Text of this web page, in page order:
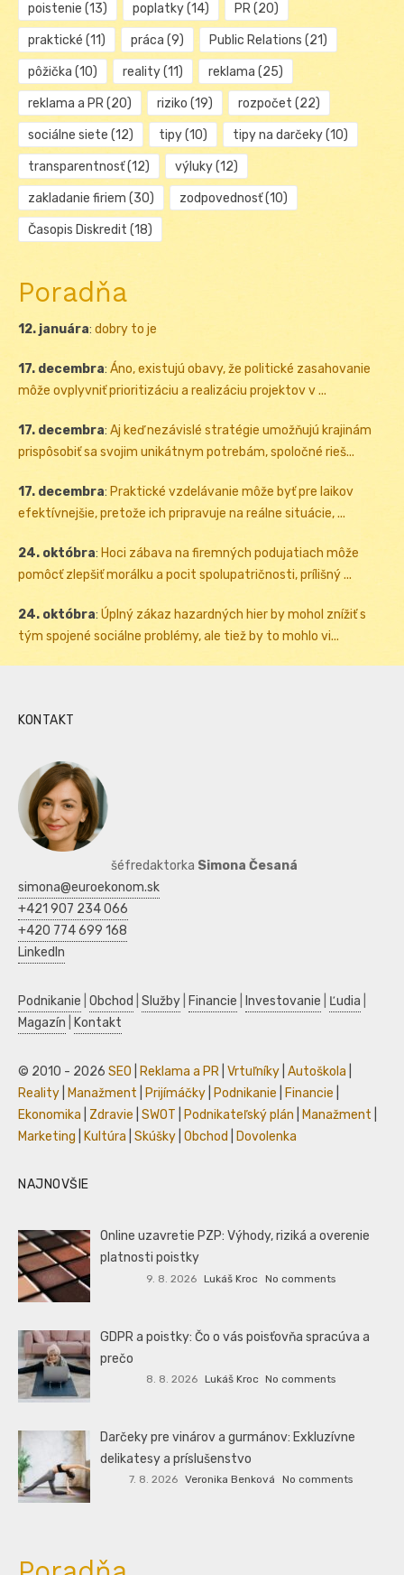
poistenie (13) poplatky(14) PR(20)
praktické (11) práca (9) Public Relations (21)
pôžička (10) reality(11) reklama (25)
reklama a PR(20) riziko (19) rozpočet (22)
sociálne siete (12) tipy(10) tipy na darčeky(10)
transparentnosť(12) výluky(12)
zakladanie firiem (30) zodpovednosť(10)
Časopis Diskredit (18)
Poradňa
12. januára: dobry to je
17. decembra: Áno, existujú obavy, že politické zasahovanie
môže ovplyvniť prioritizáciu a realizáciu projektov v ...
17. decembra: Aj keď nezávislé stratégie umožňujú krajinám
prispôsobiť sa svojim unikátnym potrebám, spoločné rieš...
17. decembra: Praktické vzdelávanie môže byť pre laikov
efektívnejšie, pretože ich pripravuje na reálne situácie, ...
24. októbra: Hoci zábava na firemných podujatiach môže
pomôcť zlepšiť morálku a pocit spolupatričnosti, prílišný ...
24. októbra: Úplný zákaz hazardných hier by mohol znížiť s
tým spojené sociálne problémy, ale tiež by to mohlo vi...
KONTAKT
šéfredaktorka Simona Česaná
simona@euroekonom.sk
+421 907 234 066
+420 774 699 168
LinkedIn
Podnikanie Obchod Služby Financie Investovanie Ľudia
Magazín
Kontakt
© 2010 - 2026 SEO Reklama a PR Vrtuľníky Autoškola
Reality
Manažment Prijímáčky Podnikanie Financie
Ekonomika
Zdravie SWOT Podnikateľský plán Manažment
Marketing
Kultúra Skúšky Obchod Dovolenka
NAJNOVŠIE
Online uzavretie PZP: Výhody, riziká a overenie
platnosti poistky
9. 8. 2026 Lukáš Kroc No comments
GDPR a poistky: Čo o vás poisťovňa spracúva a
prečo
8. 8. 2026 Lukáš Kroc No comments
Darčeky pre vinárov a gurmánov: Exkluzívne
delikatesy a príslušenstvo
7. 8. 2026 Veronika Benková No comments